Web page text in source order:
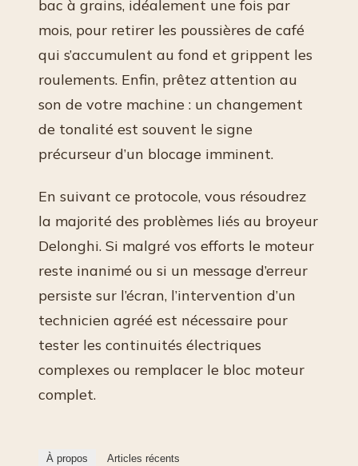
bac à grains, idéalement une fois par
mois, pour retirer les poussières de café
qui s’accumulent au fond et grippent les
roulements. Enfin, prêtez attention au
son de votre machine : un changement
de tonalité est souvent le signe
précurseur d’un blocage imminent.
En suivant ce protocole, vous résoudrez
la majorité des problèmes liés au broyeur
Delonghi. Si malgré vos efforts le moteur
reste inanimé ou si un message d’erreur
persiste sur l’écran, l’intervention d’un
technicien agréé est nécessaire pour
tester les continuités électriques
complexes ou remplacer le bloc moteur
complet.
À propos Articles récents